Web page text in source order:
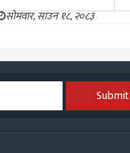
सोमवार, साउन १८, २०८३
Submit